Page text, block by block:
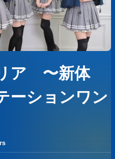
ア 〜新体
ーションワン